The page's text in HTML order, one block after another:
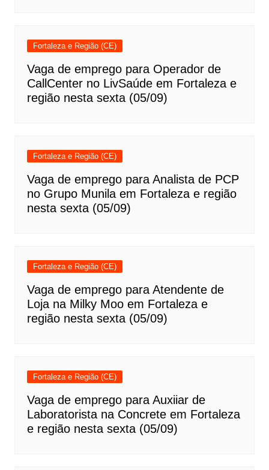
Fortaleza e Região (CE)
Vaga de emprego para Operador de
CallCenter no LivSaúde em Fortaleza e
região nesta sexta (05/09)
Fortaleza e Região (CE)
Vaga de emprego para Analista de PCP
no Grupo Munila em Fortaleza e região
nesta sexta (05/09)
Fortaleza e Região (CE)
Vaga de emprego para Atendente de
Loja na Milky Moo em Fortaleza e
região nesta sexta (05/09)
Fortaleza e Região (CE)
Vaga de emprego para Auxiiar de
Laboratorista na Concrete em Fortaleza
e região nesta sexta (05/09)